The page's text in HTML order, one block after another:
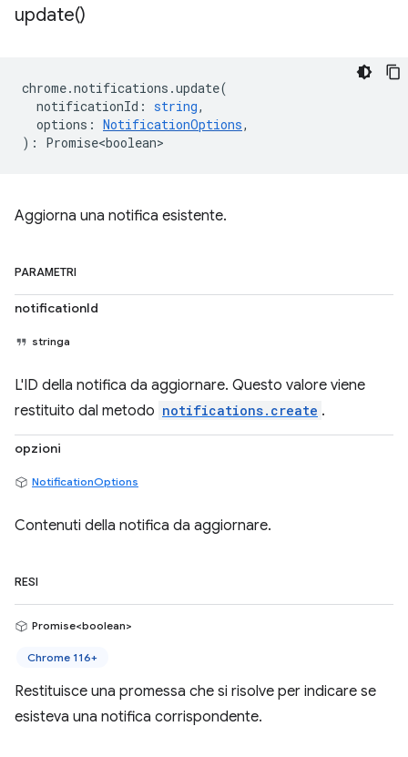
update()
chrome.notifications .update(
notificationId : string,
options : NotificationOptions,
) : Promise<boolean>
Aggiorna una notifica esistente.
PARAMETRI
notificationId
stringa
L'ID della notifica da aggiornare. Questo valore viene
restituito dal metodo notifications.create .
opzioni
NotificationOptions
Contenuti della notifica da aggiornare.
RESI
Promise<boolean>
Chrome 116+
Restituisce una promessa che si risolve per indicare se
esisteva una notifica corrispondente.